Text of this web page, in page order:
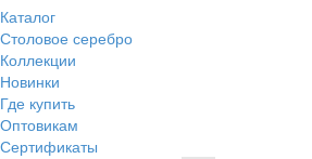
Каталог
Столовое серебро
Коллекции
Новинки
Где купить
Оптовикам
Сертификаты